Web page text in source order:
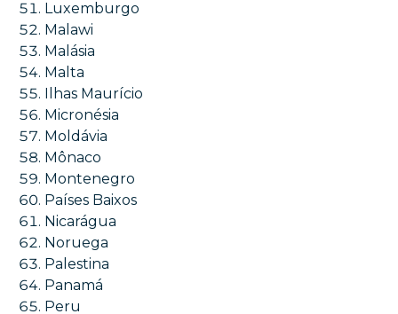
Luxemburgo
Malawi
Malásia
Malta
Ilhas Maurício
Micronésia
Moldávia
Mônaco
Montenegro
Países Baixos
Nicarágua
Noruega
Palestina
Panamá
Peru